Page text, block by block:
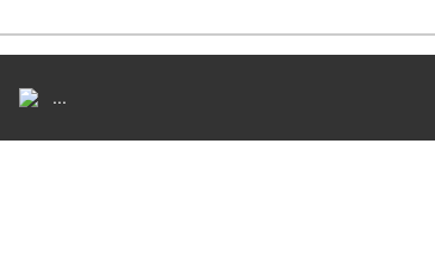
...